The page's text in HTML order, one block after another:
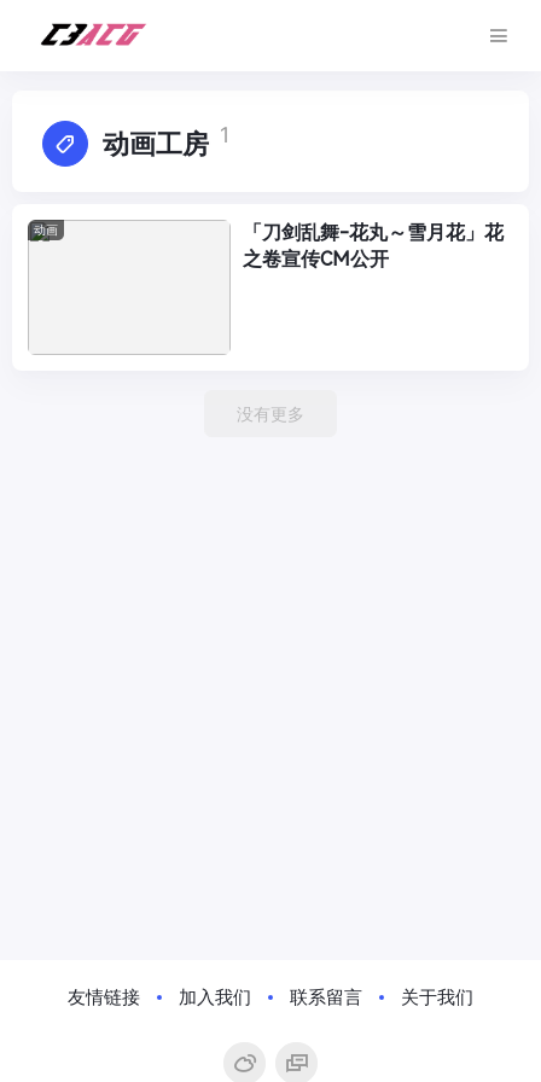
动画工房 1
动画
「刀剑乱舞-花丸～雪月花」花
之卷宣传CM公开
没有更多
友情链接 加入我们 联系留言 关于我们